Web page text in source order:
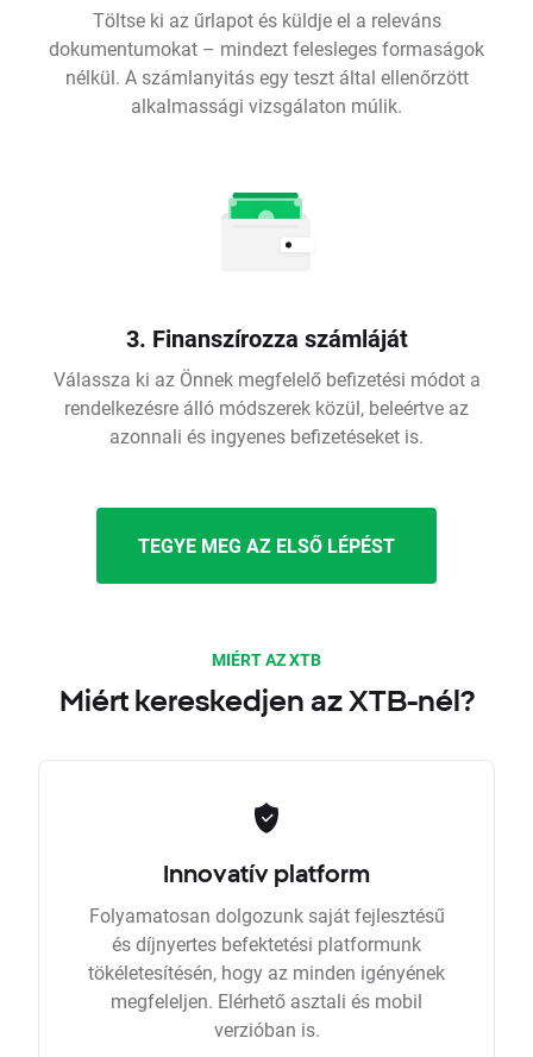
Töltse ki az űrlapot és küldje el a releváns
dokumentumokat – mindezt felesleges formaságok
nélkül. A számlanyitás egy teszt által ellenőrzött
alkalmassági vizsgálaton múlik.
3. Finanszírozza számláját
Válassza ki az Önnek megfelelő befizetési módot a
rendelkezésre álló módszerek közül, beleértve az
azonnali és ingyenes befizetéseket is.
TEGYE MEG AZ ELSŐ LÉPÉST
MIÉRT AZ XTB
Miért kereskedjen az XTB-nél?
Innovatív platform
Folyamatosan dolgozunk saját fejlesztésű
és díjnyertes befektetési platformunk
tökéletesítésén, hogy az minden igényének
megfeleljen. Elérhető asztali és mobil
verzióban is.